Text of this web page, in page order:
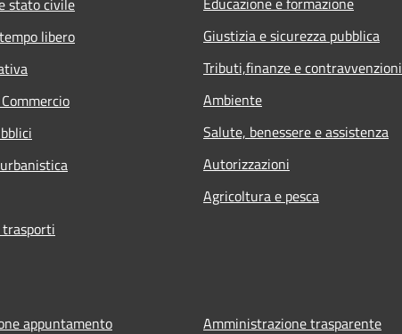
libero
Giustizia e sicurezza pubblica
Tributi,finanze e contravvenzioni
Ambiente
Salute, benessere e assistenza
Autorizzazioni
Agricoltura e pesca
appuntamento Amministrazione trasparente